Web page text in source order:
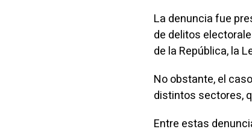
La denuncia fue
de delitos
de la República, la
No obstante, el
distintos sectores,
Entre estas